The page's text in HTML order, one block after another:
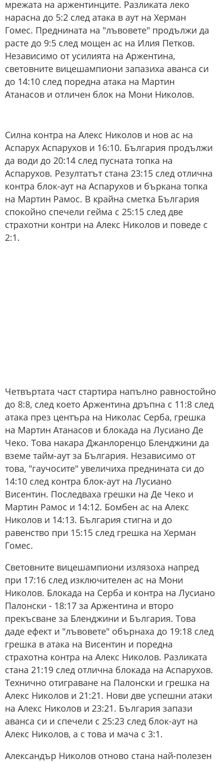
мрежата на аржентинците. Разликата леко
нарасна до 5:2 след атака в аут на Херман
Гомес. Преднината на "лъвовете" продължи да
расте до 9:5 след мощен ас на Илия Петков.
Независимо от усилията на Аржентина,
световните вицешампиони запазиха аванса си
до 14:10 след поредна атака на Мартин
Атанасов и отличен блок на Мони Николов.
Силна контра на Алекс Николов и нов ас на
Аспарух Аспарухов и 16:10. България продължи
да води до 20:14 след пусната топка на
Аспарухов. Резултатът стана 23:15 след отлична
контра блок-аут на Аспарухов и бъркана топка
на Мартин Рамос. В крайна сметка България
спокойно спечели гейма с 25:15 след две
страхотни контри на Алекс Николов и поведе с
2:1.
Четвъртата част стартира напълно равностойно
до 8:8, след което Аржентина дръпна с 11:8 след
атака през центъра на Николас Серба, грешка
на Мартин Атанасов и блокада на Лусиано Де
Чеко. Това накара Джанлоренцо Бленджини да
вземе тайм-аут за България. Независимо от
това, "гаучосите" увеличиха преднината си до
14:10 след контра блок-аут на Лусиано
Висентин. Последваха грешки на Де Чеко и
Мартин Рамос и 14:12. Бомбен ас на Алекс
Николов и 14:13. България стигна и до
равенство при 15:15 след грешка на Херман
Гомес.
Световните вицешампиони излязоха напред
при 17:16 след изключителен ас на Мони
Николов. Блокада на Серба и контра на Лусиано
Палонски - 18:17 за Аржентина и второ
прекъсване за Бленджини и България. Това
даде ефект и "лъвовете" обърнаха до 19:18 след
грешка в атака на Висентин и поредна
страхотна контра на Алекс Николов. Разликата
стана 21:19 след отлична блокада на Аспарухов.
Технично отиграване на Палонски и грешка на
Алекс Николов и 21:21. Нови две успешни атаки
на Алекс Николов и 23:21. България запази
аванса си и спечели с 25:23 след блок-аут на
Алекс Николов, а с това и мача с 3:1.
Александър Николов отново стана най-полезен